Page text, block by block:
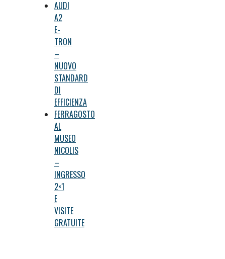
AUDI
A2
E-
TRON
–
NUOVO
STANDARD
DI
EFFICIENZA
FERRAGOSTO
AL
MUSEO
NICOLIS
–
INGRESSO
2×1
E
VISITE
GRATUITE